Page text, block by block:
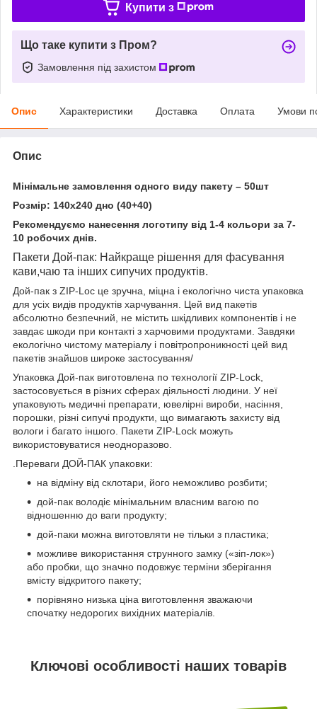
Купити з
Що таке купити з Пром?
Замовлення під захистом
Опис Характеристики Доставка Оплата Умови
Опис
Мінімальне замовлення одного виду пакету – 50шт
Розмір: 140х240 дно (40+40)
Рекомендуємо нанесення логотипу від 1-4 кольори за 7-
10 робочих днів.
Пакети Дой-пак: Найкраще рішення для фасування
кави,чаю та інших сипучих продуктів.
Дой-пак з ZIP-Loc це зручна, міцна і екологічно чиста упаковка
для усіх видів продуктів харчування. Цей вид пакетів
абсолютно безпечний, не містить шкідливих компонентів і не
завдає шкоди при контакті з харчовими продуктами. Завдяки
екологічно чистому матеріалу і повітропроникності цей вид
пакетів знайшов широке застосування/
Упаковка Дой-пак виготовлена по технології ZIP-Lock,
застосовується в різних сферах діяльності людини. У неї
упаковують медичні препарати, ювелірні вироби, насіння,
порошки, різні сипучі продукти, що вимагають захисту від
вологи і багато іншого. Пакети ZIP-Lock можуть
використовуватися неодноразово.
.Переваги ДОЙ-ПАК упаковки:
на відміну від склотари, його неможливо розбити;
дой-пак володіє мінімальним власним вагою по
відношенню до ваги продукту;
дой-паки можна виготовляти не тільки з пластика;
можливе використання струнного замку («зіп-лок»)
або пробки, що значно подовжує терміни зберігання
вмісту відкритого пакету;
порівняно низька ціна виготовлення зважаючи
спочатку недорогих вихідних матеріалів.
Ключові особливості наших товарів